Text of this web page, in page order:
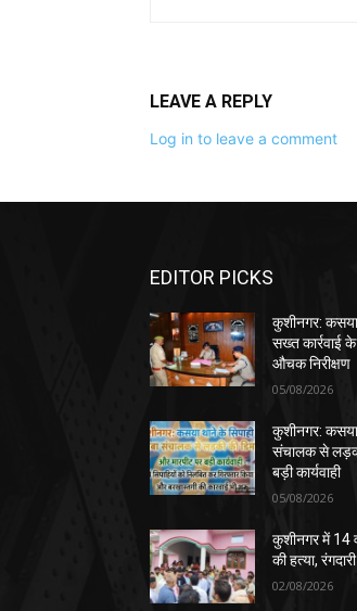
LEAVE A REPLY
Log in to leave a comment
EDITOR PICKS
कुशीनगर: कसया
सख्त कार्रवाई
औचक निरीक्षण
05/08/2026
कुशीनगर: कसया
संचालक से
बड़ी कार्यवाही
05/08/2026
कुशीनगर में 14
की हत्या,
02/08/2026